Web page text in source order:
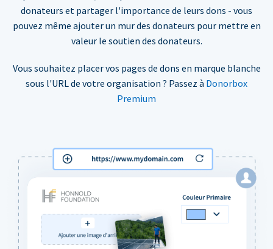
donateurs et partager l'importance de leurs dons - vous
pouvez même ajouter un mur des donateurs pour mettre en
valeur le soutien des donateurs.
Vous souhaitez placer vos pages de dons en marque blanche
sous l'URL de votre organisation ? Passez à Donorbox
Premium